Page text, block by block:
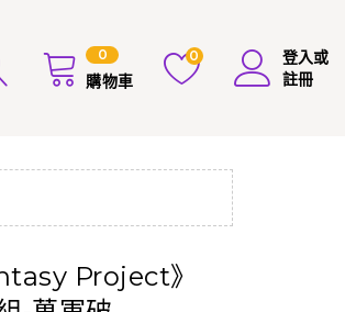
0
購物車
0
登入或
註冊
Project》